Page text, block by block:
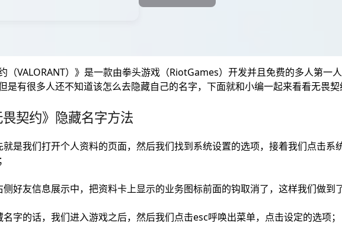
（VALORANT）》是一款由拳头游戏（RiotGames）开发并且免费的多人第一
是有很多人还不知道该怎么去隐藏自己的名字，下面就和小编一起来看看无畏契
畏契约》隐藏名字方法
就是我们打开个人资料的页面，然后我们找到系统设置的选项，接着我们点击系
侧好友信息展示中，把资料卡上显示的业务图标前面的钩取消了，这样我们做到
名字的话，我们进入游戏之后，然后我们点击esc呼唤出菜单，点击设定的选项；